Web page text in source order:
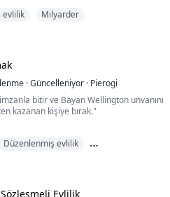
bulur. Başlangıçta Flynns tarafından
evlilik Milyarder
·Güncelleniyor · Pierogi
bitir ve Bayan Wellington unvanını
kazanan kişiye bırak."
ilgisizlikle gölgelenmişti. Çabalarının
Düzenlenmiş evlilik
Evlilik